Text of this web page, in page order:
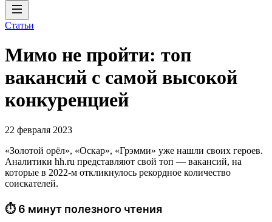
Статьи
Мимо не пройти: топ
вакансий с самой высокой
конкуренцией
22 февраля 2023
«Золотой орёл», «Оскар», «Грэмми» уже нашли своих героев.
Аналитики hh.ru представляют свой топ — вакансий, на
которые в 2022-м откликнулось рекордное количество
соискателей.
⏱ 6 минут полезного чтения